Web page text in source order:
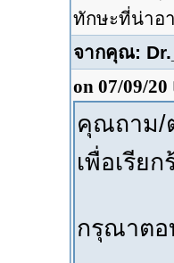
ทักษะที่น่าอ
จากคุณ:
on 07/09/20
คุณถาม/
เพื่อเรีย
กรุณาตอ